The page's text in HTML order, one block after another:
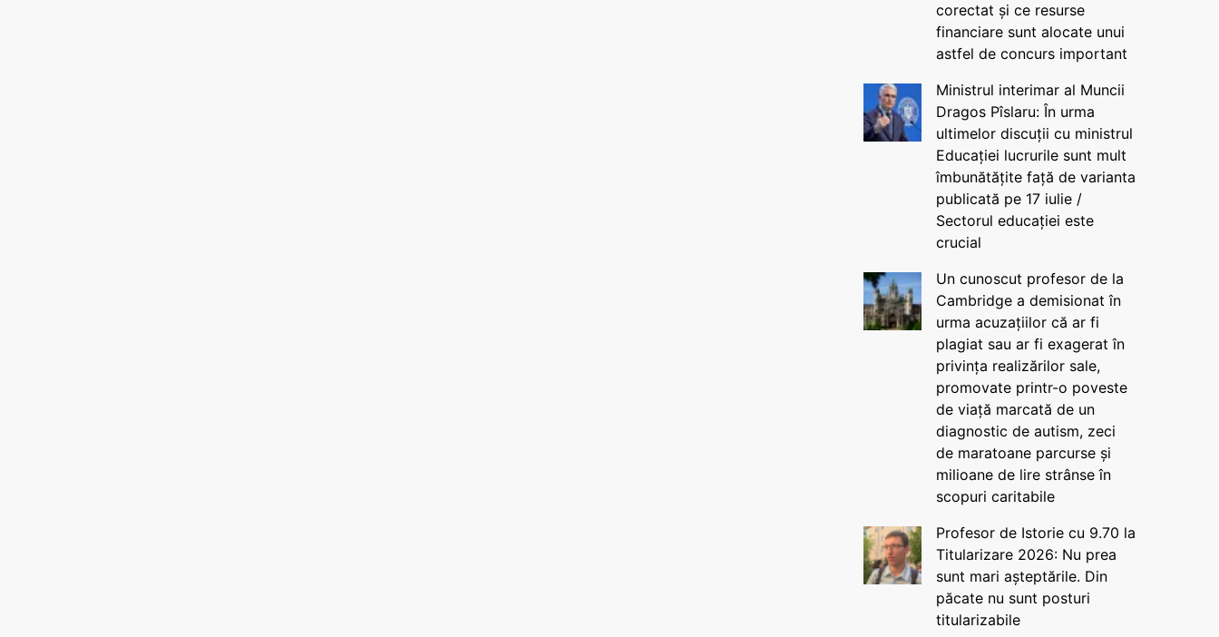
corectat și ce resurse
financiare sunt alocate unui
astfel de concurs important
Ministrul interimar al Muncii
Dragos Pîslaru: În urma
ultimelor discuții cu ministrul
Educației lucrurile sunt mult
îmbunătățite față de varianta
publicată pe 17 iulie /
Sectorul educației este
crucial
Un cunoscut profesor de la
Cambridge a demisionat în
urma acuzațiilor că ar fi
plagiat sau ar fi exagerat în
privința realizărilor sale,
promovate printr-o poveste
de viață marcată de un
diagnostic de autism, zeci
de maratoane parcurse și
milioane de lire strânse în
scopuri caritabile
Profesor de Istorie cu 9.70 la
Titularizare 2026: Nu prea
sunt mari așteptările. Din
păcate nu sunt posturi
titularizabile